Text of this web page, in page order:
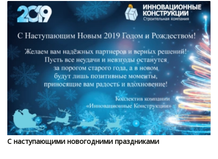
С наступающими новогодними праздниками